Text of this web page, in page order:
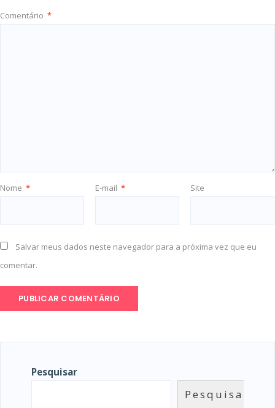
Comentário *
Nome * E-mail * Site
Salvar meus dados neste navegador para a próxima vez que eu
comentar.
Pesquisar
Pesquisar